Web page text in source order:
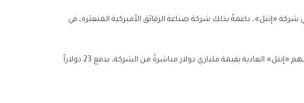
«إنتل»، داعمةً بذلك شركة صناعة الرقائق الأميركية المتعثرة، في
وأعلنت «إنتل» في بيان لها، أن «سوفت بنك» وافقت على شراء أسهم «إنتل» العادية بقيمة ملياري دولار مباشرةً من الشركة، بدفع 23 دولاراً